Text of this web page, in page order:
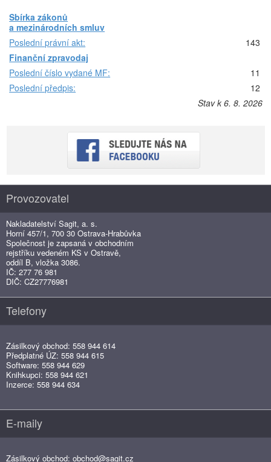
Sbírka zákonů
a mezinárodních smluv
Poslední právní akt:
143
Finanční zpravodaj
Poslední číslo vydané MF:
11
Poslední předpis:
12
Stav k 6. 8. 2026
Provozovatel
Nakladatelství Sagit, a. s.
Horní 457/1, 700 30 Ostrava-Hrabůvka
Společnost je zapsaná v obchodním
rejstříku vedeném KS v Ostravě,
oddíl B, vložka 3086.
IČ: 277 76 981
DIČ: CZ27776981
Telefony
Zásilkový obchod: 558 944 614
Předplatné ÚZ: 558 944 615
Software: 558 944 629
Knihkupci: 558 944 621
Inzerce: 558 944 634
E-maily
Zásilkový obchod: obchod@sagit.cz